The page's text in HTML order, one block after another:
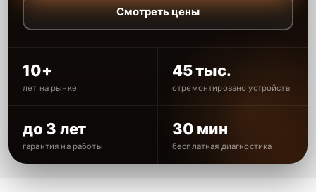
Смотреть цены
10+
лет на рынке
45 тыс.
отремонтировано устройств
до 3 лет
гарантия на работы
30 мин
бесплатная диагностика